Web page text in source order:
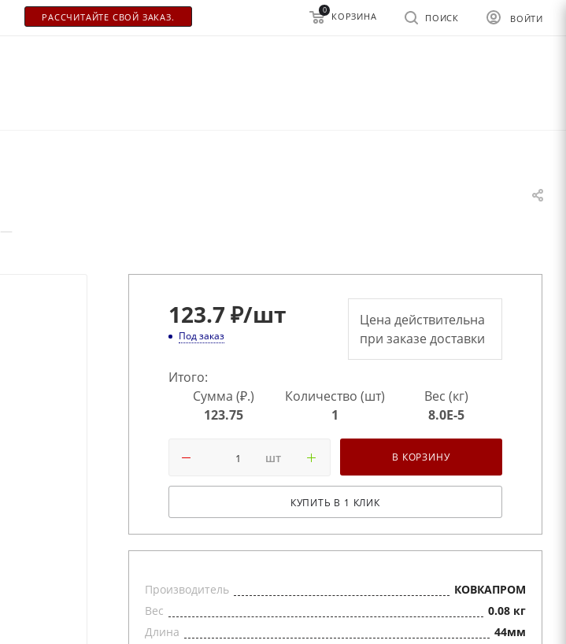
РАСCЧИТАЙТЕ СВОЙ ЗАКАЗ. ВОЙТИ
ПОИСК
0
КОРЗИНА
—
123.7 ₽/шт
Под заказ
Цена действительна
при заказе доставки
Итого:
Сумма (₽.)
123.75
Количество (шт)
1
Вес (кг)
8.0E-5
шт В КОРЗИНУ
КУПИТЬ В 1 КЛИК
Производитель
КОВКАПРОМ
Вес
0.08 кг
Длина
44мм